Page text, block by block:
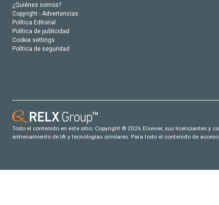
¿Quiénes somos?
Copyright - Advertencias
Política Editorial
Política de publicidad
Cookie settings
Política de seguridad
Todo el contenido en este sitio: Copyright © 2026 Elsevier, sus licenciantes y
entrenamiento de IA y tecnologías similares. Para todo el contenido de